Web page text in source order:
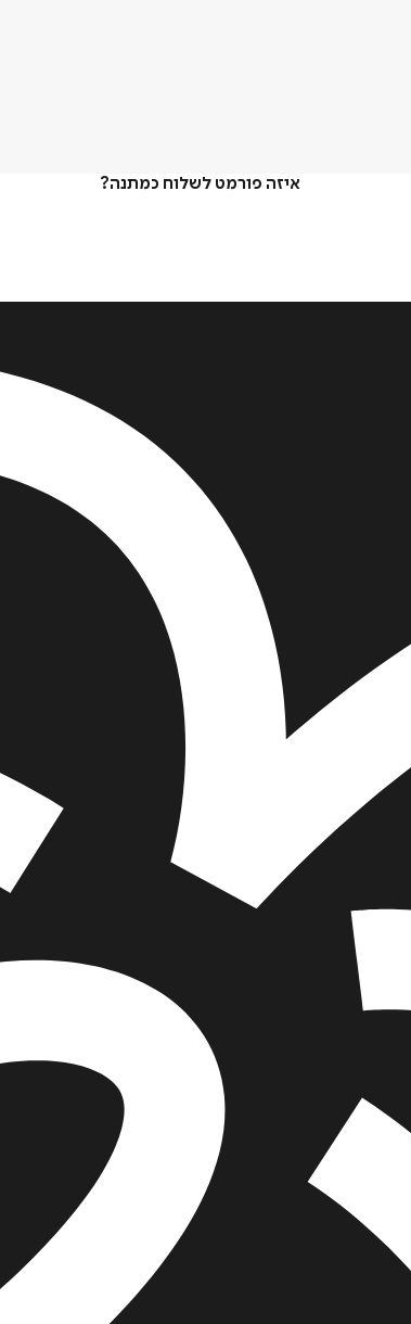
איזה פורמט לשלוח כמתנה?
איזה פורמט בא לך?
98